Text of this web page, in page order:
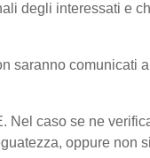
degli interessati e
saranno
Nel caso se ne
oppure